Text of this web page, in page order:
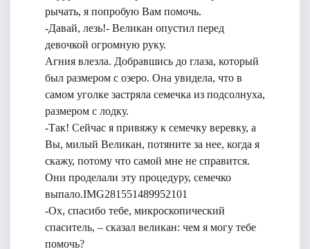
рычать, я попробую Вам помочь.
-Давай, лезь!- Великан опустил перед
девочкой огромную руку.
Агния влезла. Добравшись до глаза, который
был размером с озеро. Она увидела, что в
самом уголке застряла семечка из подсолнуха,
размером с лодку.
-Так! Сейчас я привяжу к семечку веревку, а
Вы, милый Великан, потяните за нее, когда я
скажу, потому что самой мне не справится.
Они проделали эту процедуру, семечко
выпало.IMG281551489952101
-Ох, спасибо тебе, микроскопический
спаситель, – сказал великан: чем я могу тебе
помочь?